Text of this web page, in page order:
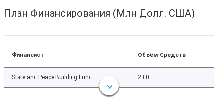
План Финансирования (Млн Долл. США)
Финансист Объём Средств
State and Peace Building Fund 2.00